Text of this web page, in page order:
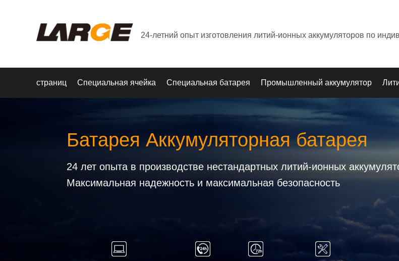
24-летний опыт изготовления литий-ионных аккумуляторов по
страниц Специальная ячейка Специальная батарея Промышленный аккумулятор
Батарея Аккумуляторная батарея
24 лет опыта в производстве нестандартных литий-ионных
Максимальная надежность и максимальная безопасность